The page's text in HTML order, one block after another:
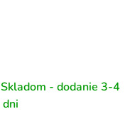
Skladom - dodanie 3-4
dni